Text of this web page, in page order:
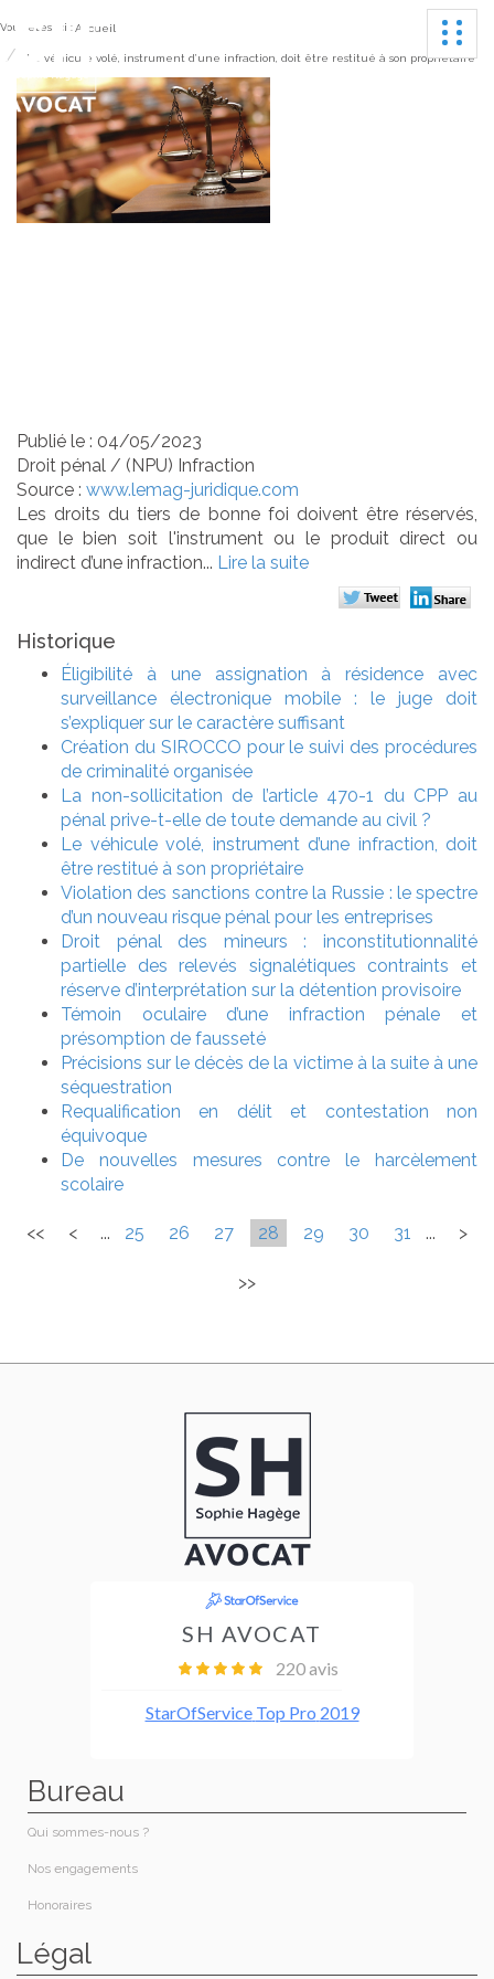
Vous êtes ici :Accueil
Le véhicule volé, instrument d’une infraction, doit être restitué à son propriétaire
Publié le : 04/05/2023
Droit pénal / (NPU) Infraction
Source : www.lemag-juridique.com
Les droits du tiers de bonne foi doivent être réservés,
que le bien soit l'instrument ou le produit direct ou
indirect d’une infraction... Lire la suite
Historique
Éligibilité à une assignation à résidence avec
surveillance électronique mobile : le juge doit
s’expliquer sur le caractère suffisant
Création du SIROCCO pour le suivi des procédures
de criminalité organisée
La non-sollicitation de l’article 470-1 du CPP au
pénal prive-t-elle de toute demande au civil ?
Le véhicule volé, instrument d’une infraction, doit
être restitué à son propriétaire
Violation des sanctions contre la Russie : le spectre
d’un nouveau risque pénal pour les entreprises
Droit pénal des mineurs : inconstitutionnalité
partielle des relevés signalétiques contraints et
réserve d’interprétation sur la détention provisoire
Témoin oculaire d’une infraction pénale et
présomption de fausseté
Précisions sur le décès de la victime à la suite à une
séquestration
Requalification en délit et contestation non
équivoque
De nouvelles mesures contre le harcèlement
scolaire
<< < ... 25 26 27 28 29 30 31 ... >
>>
Bureau
Qui sommes-nous ?
Nos engagements
Honoraires​
Légal